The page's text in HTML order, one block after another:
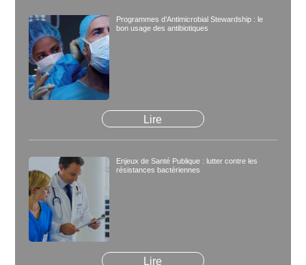
Programmes d’Antimicrobial Stewardship : le
bon usage des antibiotiques
Lire
Enjeux de Santé Publique : lutter contre les
résistances bactériennes
Lire